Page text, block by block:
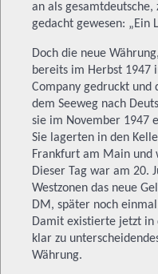
an als
gedacht gewesen: „Ein
Doch die neue
bereits im Herbst 1947
Company gedruckt und
dem Seeweg nach
sie im November 1947
Sie lagerten in den
Frankfurt am Main und
Dieser Tag war am 20.
Westzonen das neue
DM, später noch
Damit existierte jetzt in
klar zu
Währung.